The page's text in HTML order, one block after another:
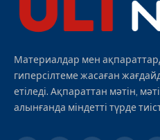
Материалдар мен
гиперсілтеме жасаған
етіледі. Ақпараттан мәтін,
алынғанда міндетті түрде